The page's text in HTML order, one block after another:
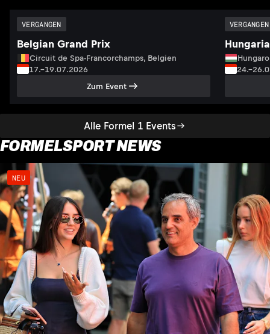
Alle Formel 1 Events
VERGANGEN
Belgian Grand Prix
Circuit de Spa-Francorchamps, Belgien
17.–19.07.2026
Zum Event
VERGANGEN
FORMELSPORT NEWS
NEU